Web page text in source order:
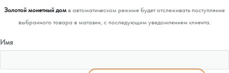
Золотой монетный домв автоматическом режиме будет отслеживать поступление
выбранного товара в магазин, с последующим уведомлением клиента.
Имя